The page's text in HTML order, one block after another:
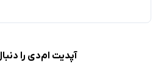
آپدیت ام‌دی را